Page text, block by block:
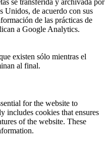
se transferida y archivada por
Unidos, de acuerdo con sus
de las prácticas de
a Google Analytics.
existen sólo mientras el
al final.
for the website to
includes cookies that ensures
of the website. These